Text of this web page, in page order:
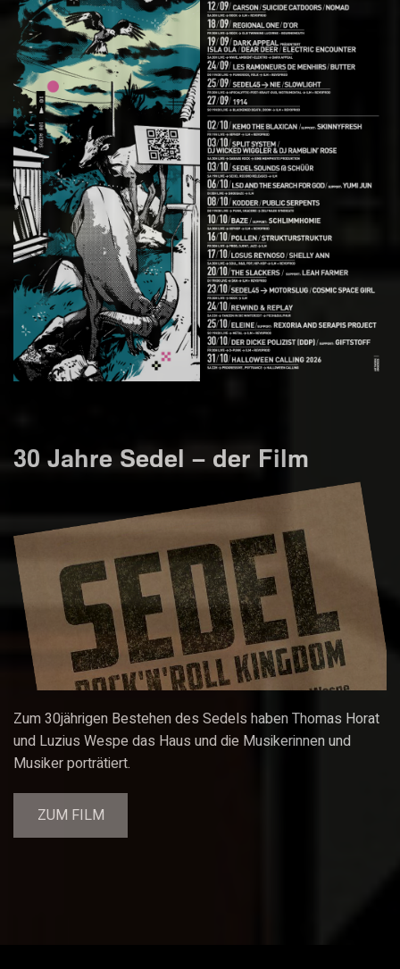
30 Jahre Sedel – der Film
Zum 30jährigen Bestehen des Sedels haben Thomas Horat
und Luzius Wespe das Haus und die Musikerinnen und
Musiker porträtiert.
ZUM FILM